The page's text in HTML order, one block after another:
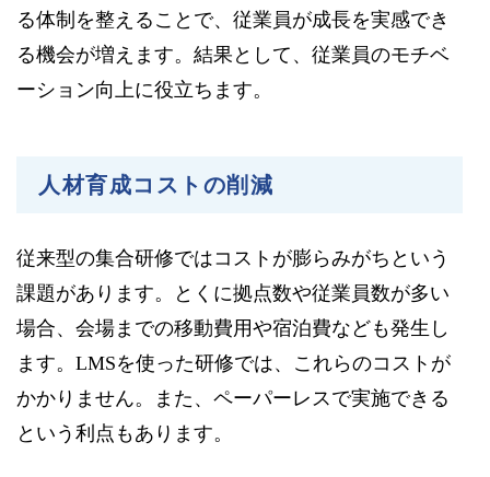
る体制を整えることで、従業員が成長を実感でき
る機会が増えます。結果として、従業員のモチベ
ーション向上に役立ちます。
人材育成コストの削減
従来型の集合研修ではコストが膨らみがちという
課題があります。とくに拠点数や従業員数が多い
場合、会場までの移動費用や宿泊費なども発生し
ます。LMSを使った研修では、これらのコストが
かかりません。また、ペーパーレスで実施できる
という利点もあります。